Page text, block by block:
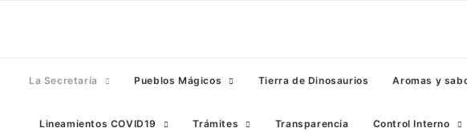
La Secretaría Pueblos Mágicos Tierra de Dinosaurios Aromas y
Lineamientos COVID19 Trámites Transparencia Control Interno